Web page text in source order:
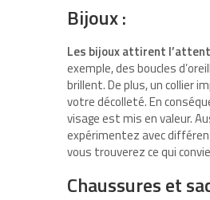
Bijoux :
Les bijoux attirent
exemple, des boucles
brillent. De plus, un collier
votre décolleté. En
visage est mis en valeur.
expérimentez avec
vous trouverez ce qui
Chaussures et